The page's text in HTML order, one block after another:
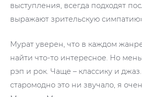
выступления, всегда подходят
выражают зрительскую
Мурат уверен, что в каждом
найти что-то интересное. Но
рэп и рок. Чаще – классику и
старомодно это ни звучало, я